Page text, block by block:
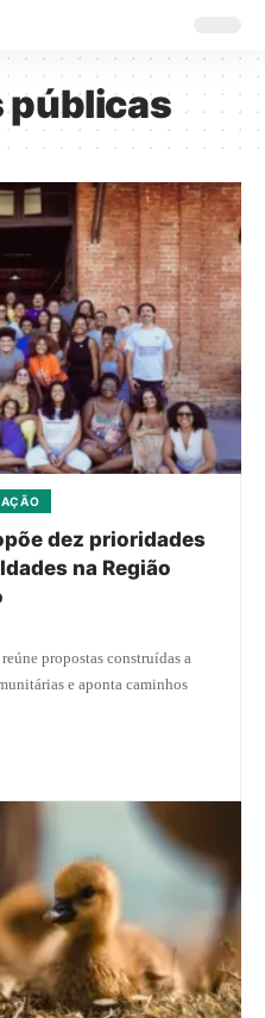
públicas
dez prioridades
na Região
propostas construídas a
e aponta caminhos